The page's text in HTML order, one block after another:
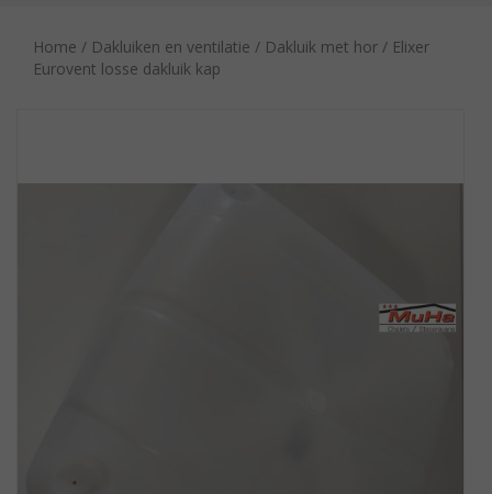
Home / Dakluiken en ventilatie / Dakluik met hor / Elixer
Eurovent losse dakluik kap